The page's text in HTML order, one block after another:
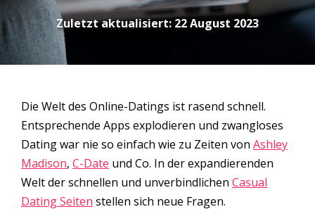
Zuletzt aktualisiert: 22 August 2023
Die Welt des Online-Datings ist rasend schnell.
Entsprechende Apps explodieren und zwangloses
Dating war nie so einfach wie zu Zeiten von Ashley
Madison, C-Date und Co. In der expandierenden
Welt der schnellen und unverbindlichen Casual
Dating Seiten stellen sich neue Fragen.